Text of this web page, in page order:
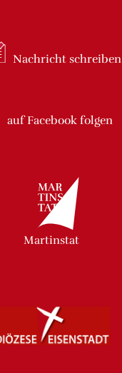
Nachricht schreiben
auf Facebookfolgen
Martinstat